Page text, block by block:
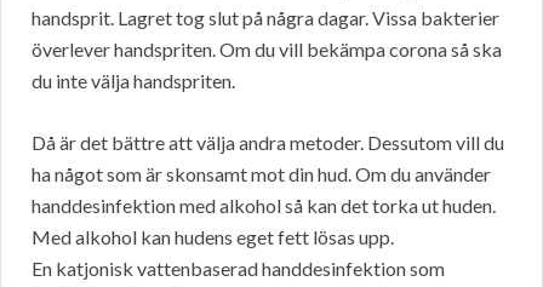
handsprit. Lagret tog slut på några dagar. Vissa bakterier
överlever handspriten. Om du vill bekämpa corona så ska
du inte välja handspriten.
Då är det bättre att välja andra metoder. Dessutom vill du
ha något som är skonsamt mot din hud. Om du använder
handdesinfektion med alkohol så kan det torka ut huden.
Med alkohol kan hudens eget fett lösas upp.
En katjonisk vattenbaserad handdesinfektion som